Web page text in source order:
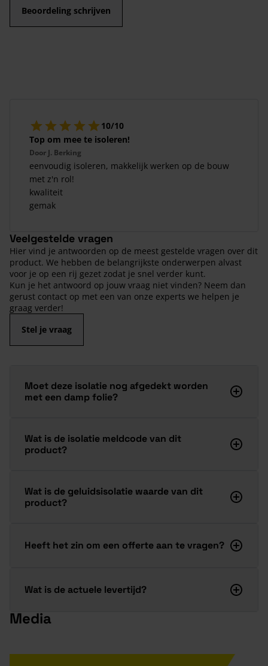
Beoordeling schrijven
10/10
Top om mee te isoleren!
Door J. Berking
eenvoudig isoleren, makkelijk werken op de bouw
met z'n rol!
kwaliteit
gemak
Veelgestelde vragen
Hier vind je antwoorden op de meest gestelde vragen over dit
product. We hebben de belangrijkste onderwerpen alvast
voor je op een rij gezet zodat je snel verder kunt.
Kun je het antwoord op jouw vraag niet vinden? Neem dan
gerust contact op met een van onze experts we helpen je
graag verder!
Stel je vraag
Moet deze isolatie nog afgedekt worden
met een damp folie?
Wat is de isolatie meldcode van dit
product?
Wat is de geluidsisolatie waarde van dit
product?
Heeft het zin om een offerte aan te vragen?
Wat is de actuele levertijd?
Media